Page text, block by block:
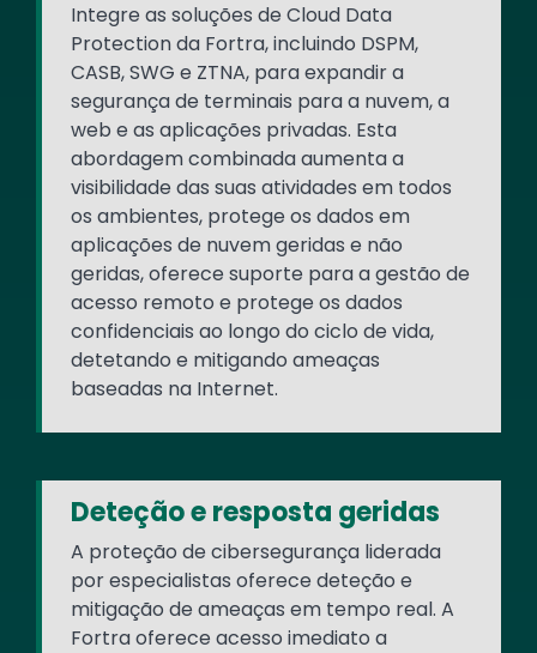
Integre as soluções de Cloud Data
Protection da Fortra, incluindo DSPM,
CASB, SWG e ZTNA, para expandir a
segurança de terminais para a nuvem, a
web e as aplicações privadas. Esta
abordagem combinada aumenta a
visibilidade das suas atividades em todos
os ambientes, protege os dados em
aplicações de nuvem geridas e não
geridas, oferece suporte para a gestão de
acesso remoto e protege os dados
confidenciais ao longo do ciclo de vida,
detetando e mitigando ameaças
baseadas na Internet.
Deteção e resposta geridas
A proteção de cibersegurança liderada
por especialistas oferece deteção e
mitigação de ameaças em tempo real. A
Fortra oferece acesso imediato a